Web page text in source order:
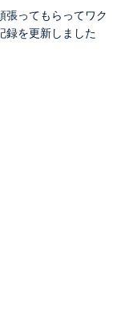
張ってもらってワク
録を更新しました